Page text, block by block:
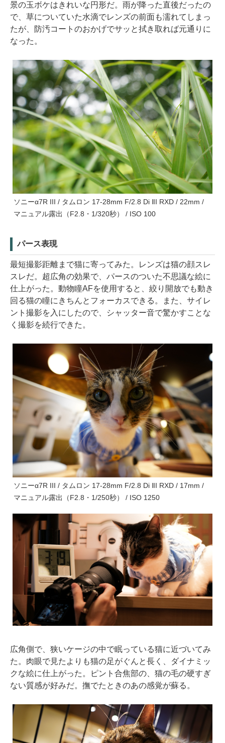
景の玉ボケはきれいな円形だ。雨が降った直後だったの
で、草についていた水滴でレンズの前面も濡れてしまっ
たが、防汚コートのおかげでサッと拭き取れば元通りに
なった。
ソニーα7R III / タムロン 17-28mm F/2.8 Di III RXD / 22mm /
マニュアル露出（F2.8・1/320秒） / ISO 100
パース表現
最短撮影距離まで猫に寄ってみた。レンズは猫の顔スレ
スレだ。超広角の効果で、パースのついた不思議な絵に
仕上がった。動物瞳AFを使用すると、絞り開放でも動き
回る猫の瞳にきちんとフォーカスできる。また、サイレ
ント撮影を入にしたので、シャッター音で驚かすことな
く撮影を続行できた。
ソニーα7R III / タムロン 17-28mm F/2.8 Di III RXD / 17mm /
マニュアル露出（F2.8・1/250秒） / ISO 1250
広角側で、狭いケージの中で眠っている猫に近づいてみ
た。肉眼で見たよりも猫の足がぐんと長く、ダイナミッ
クな絵に仕上がった。ピント合焦部の、猫の毛の硬すぎ
ない質感が好みだ。撫でたときのあの感覚が蘇る。